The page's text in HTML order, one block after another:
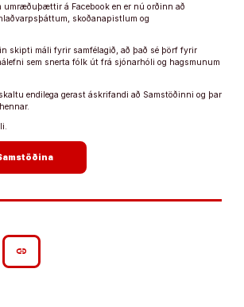
umræðuþættir á Facebook en er nú orðinn að
skoðanapistlum og
skipti máli fyrir samfélagið, að það sé þörf fyrir
sem snerta fólk út frá sjónarhóli og hagsmunum
endilega gerast áskrifandi að Samstöðinni og þar
link